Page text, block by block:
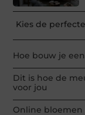
Kies de
Hoe bouw je
Dit is hoe de
voor jou
Online bloemen